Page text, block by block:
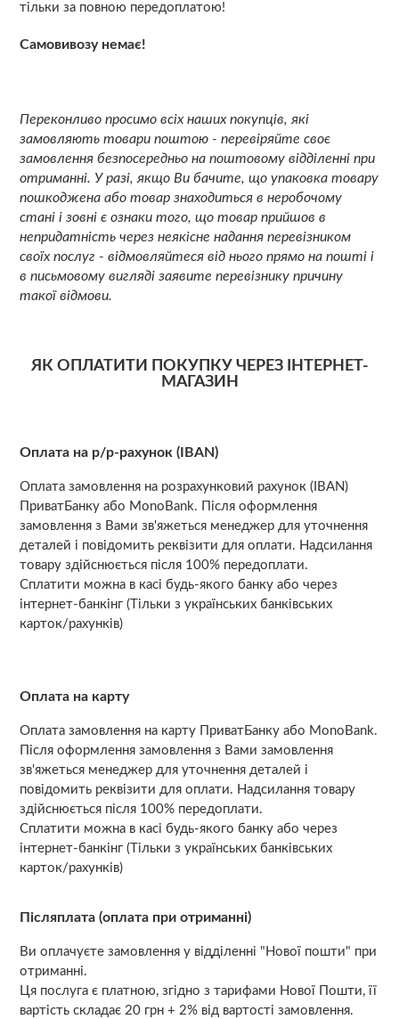
тільки за повною передоплатою!
Самовивозу немає!
Переконливо просимо всіх наших покупців, які
замовляють товари поштою - перевіряйте своє
замовлення безпосередньо на поштовому відділенні при
отриманні. У разі, якщо Ви бачите, що упаковка товару
пошкоджена або товар знаходиться в неробочому
стані і зовні є ознаки того, що товар прийшов в
непридатність через неякісне надання перевізником
своїх послуг - відмовляйтеся від нього прямо на пошті і
в письмовому вигляді заявите перевізнику причину
такої відмови.
ЯК ОПЛАТИТИ ПОКУПКУ ЧЕРЕЗ ІНТЕРНЕТ-
МАГАЗИН
Оплата на р/р-рахунок (IBAN)
Оплата замовлення на розрахунковий рахунок (IBAN)
ПриватБанку або MonoBank. Після оформлення
замовлення з Вами зв'яжеться менеджер для уточнення
деталей і повідомить реквізити для оплати. Надсилання
товару здійснюється після 100% передоплати.
Сплатити можна в касі будь-якого банку або через
інтернет-банкінг (Тільки з українських банківських
карток/рахунків)
Оплата на карту
Оплата замовлення на карту ПриватБанку або MonoBank.
Після оформлення замовлення з Вами замовлення
зв'яжеться менеджер для уточнення деталей і
повідомить реквізити для оплати. Надсилання товару
здійснюється після 100% передоплати.
Сплатити можна в касі будь-якого банку або через
інтернет-банкінг (Тільки з українських банківських
карток/рахунків)
Післяплата (оплата при отриманні)
Ви оплачуєте замовлення у відділенні "Нової пошти" при
отриманні.
Ця послуга є платною, згідно з тарифами Нової Пошти, її
вартість складає 20 грн + 2% від вартості замовлення.